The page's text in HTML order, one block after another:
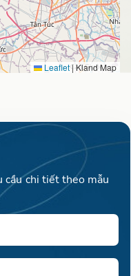
Leaflet|Kland Map
cầu chi tiết theo mẫu